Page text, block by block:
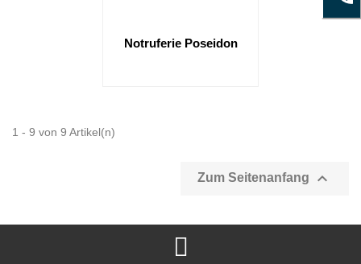
Notruferie Poseidon
1 - 9 von 9 Artikel(n)
Zum Seitenanfang 